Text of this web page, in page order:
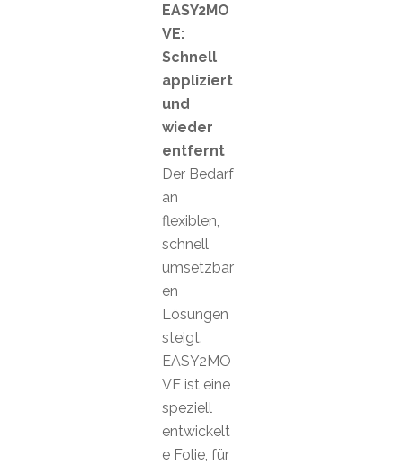
EASY2MO
VE:
Schnell
appliziert
und
wieder
entfernt
Der Bedarf
an
flexiblen,
schnell
umsetzbar
en
Lösungen
steigt.
EASY2MO
VE ist eine
speziell
entwickelt
e Folie, für